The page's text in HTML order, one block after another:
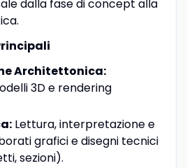
dalla fase di concept alla
Architettonica:
3D e rendering
Lettura, interpretazione e
grafici e disegni tecnici
sezioni).